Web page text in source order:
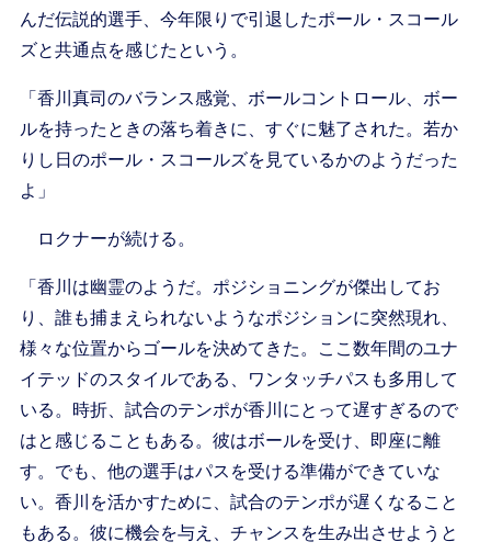
んだ伝説的選手、今年限りで引退したポール・スコール
ズと共通点を感じたという。
「香川真司のバランス感覚、ボールコントロール、ボー
ルを持ったときの落ち着きに、すぐに魅了された。若か
りし日のポール・スコールズを見ているかのようだった
よ」
ロクナーが続ける。
「香川は幽霊のようだ。ポジショニングが傑出してお
り、誰も捕まえられないようなポジションに突然現れ、
様々な位置からゴールを決めてきた。ここ数年間のユナ
イテッドのスタイルである、ワンタッチパスも多用して
いる。時折、試合のテンポが香川にとって遅すぎるので
はと感じることもある。彼はボールを受け、即座に離
す。でも、他の選手はパスを受ける準備ができていな
い。香川を活かすために、試合のテンポが遅くなること
もある。彼に機会を与え、チャンスを生み出させようと